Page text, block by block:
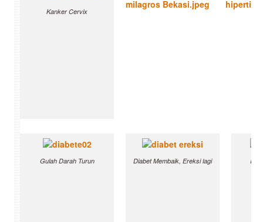
Kanker Cervix
Gulah Darah Turun Diabet Membaik, Ereksi lagi